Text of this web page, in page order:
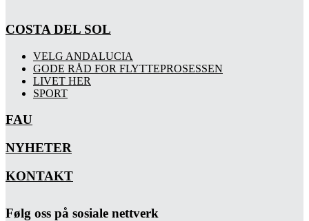
COSTA DEL SOL
VELG ANDALUCIA
GODE RÅD FOR FLYTTEPROSESSEN
LIVET HER
SPORT
FAU
NYHETER
KONTAKT
Følg oss på sosiale nettverk